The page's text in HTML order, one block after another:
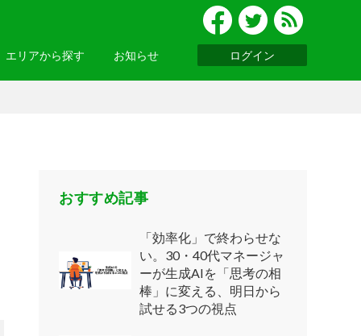
エリアから探す
・アジア
・南アメリカ
お知らせ ログイン
おすすめ記事
「効率化」で終わらせな
い。30・40代マネージャ
ーが生成AIを「思考の相
棒」に変える、明日から
試せる3つの視点